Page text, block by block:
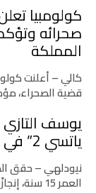
كولومبيا
صحرائه
المملكة
كالي – أعلنت
قضية الصحراء،
يوسف التازي
ياتسي 2” في جبال الهيمالايا
نيودلهي – حقق
العمر 15 سنة، إنجازًا …